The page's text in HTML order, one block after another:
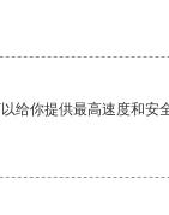
给你提供最高速度和安